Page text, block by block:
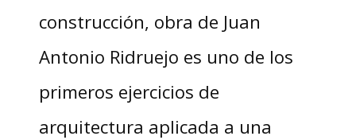
construcción, obra de Juan
Antonio Ridruejo es uno de los
primeros ejercicios de
arquitectura aplicada a una